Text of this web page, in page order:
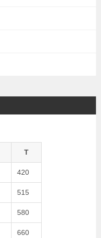
T
420
515
580
660